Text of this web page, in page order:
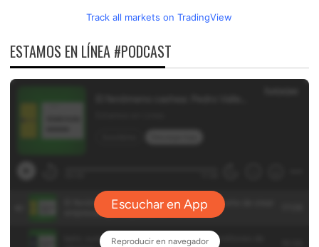
Track all markets on TradingView
ESTAMOS EN LÍNEA #PODCAST